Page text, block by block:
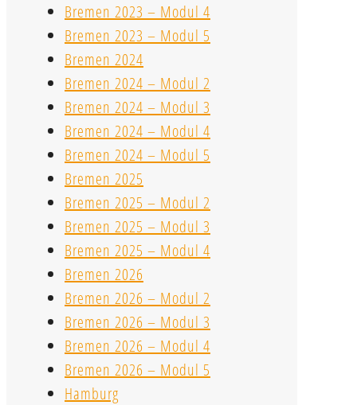
Bremen 2023 – Modul 4
Bremen 2023 – Modul 5
Bremen 2024
Bremen 2024 – Modul 2
Bremen 2024 – Modul 3
Bremen 2024 – Modul 4
Bremen 2024 – Modul 5
Bremen 2025
Bremen 2025 – Modul 2
Bremen 2025 – Modul 3
Bremen 2025 – Modul 4
Bremen 2026
Bremen 2026 – Modul 2
Bremen 2026 – Modul 3
Bremen 2026 – Modul 4
Bremen 2026 – Modul 5
Hamburg